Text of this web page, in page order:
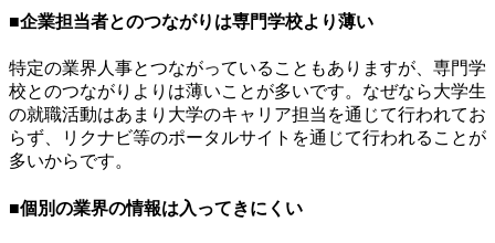
■企業担当者とのつながりは専門学校より薄い
特定の業界人事とつながっていることもありますが、専門学
校とのつながりよりは薄いことが多いです。なぜなら大学生
の就職活動はあまり大学のキャリア担当を通じて行われてお
らず、リクナビ等のポータルサイトを通じて行われることが
多いからです。
■個別の業界の情報は入ってきにくい